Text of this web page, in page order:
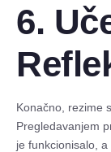
6.
Konačno, rezime
Pregledavanjem
je funkcionisalo,